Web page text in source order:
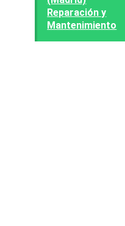
Reparación y
Mantenimiento